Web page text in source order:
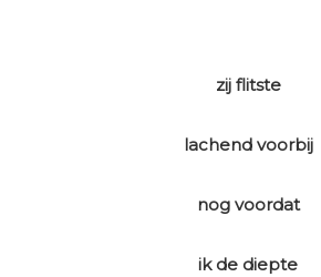
zij flitste
lachend voorbij
nog voordat
ik de diepte